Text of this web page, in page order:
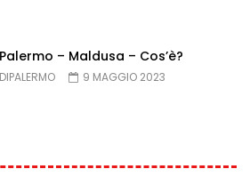
– Maldusa – Cos’è?
9 MAGGIO 2023